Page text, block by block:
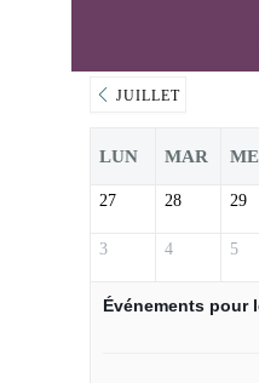
JUILLET
LUN MAR
27 28 29
3 4 5
Événements pour